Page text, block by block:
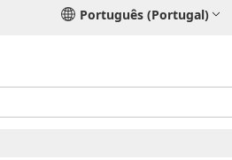
Português (Portugal)